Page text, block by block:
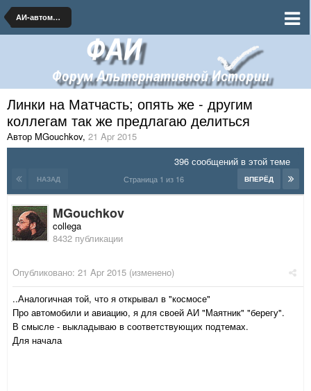
АИ-автомобилестроение и транспорт
Линки на Матчасть; опять же - другим
коллегам так же предлагаю делиться
Автор MGouchkov, 21 Apr 2015
396 сообщений в этой теме
НАЗАД ВПЕРЁД
Страница 1 из 16
MGouchkov
collega
8432 публикации
Опубликовано: 21 Apr 2015 (изменено)
..Аналогичная той, что я открывал в "космосе"
Про автомобили и авиацию, я для своей АИ "Маятник" "берегу".
В смысле - выкладываю в соответствующих подтемах.
Для начала